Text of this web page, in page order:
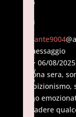
Amante9004
1 messaggio
· 06/08/
Buona sera,
sono
accadere
p
u
g
n
w
p
li
n
k